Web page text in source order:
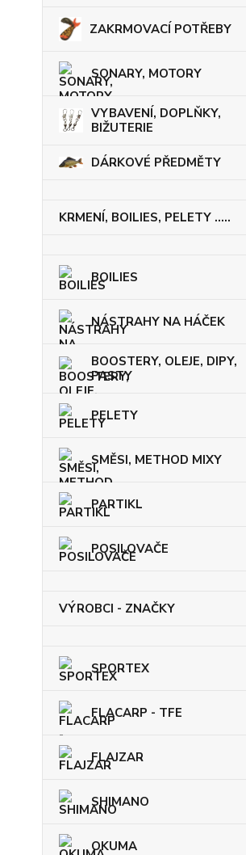
ZAKRMOVACÍ POTŘEBY
SONARY, MOTORY
VYBAVENÍ, DOPLŇKY,
BIŽUTERIE
DÁRKOVÉ PŘEDMĚTY
KRMENÍ, BOILIES, PELETY .....
BOILIES
NÁSTRAHY NA HÁČEK
BOOSTERY, OLEJE, DIPY,
PASTY
PELETY
SMĚSI, METHOD MIXY
PARTIKL
POSILOVAČE
VÝROBCI - ZNAČKY
SPORTEX
FLACARP - TFE
FLAJZAR
SHIMANO
OKUMA